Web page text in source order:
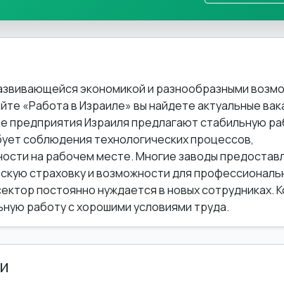
экономикой и разнообразными
«Работа в Израиле» вы найдете актуальные
Израиля предлагают стабильную
соблюдения технологических процессов,
на рабочем месте. Многие заводы
страховку и возможности для
постоянно нуждается в новых сотрудниках.
работу с хорошими условиями труда.